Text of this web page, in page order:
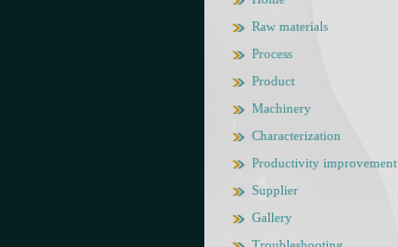
Raw materials
Process
Product
Machinery
Characterization
Productivity improvement
Supplier
Gallery